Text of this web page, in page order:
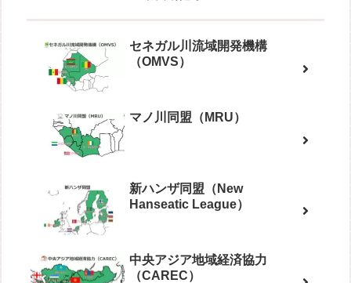
セネガル川流域開発機構
（OMVS）
マノ川同盟（MRU）
新ハンザ同盟（New
Hanseatic League）
中央アジア地域経済協力
（CAREC）